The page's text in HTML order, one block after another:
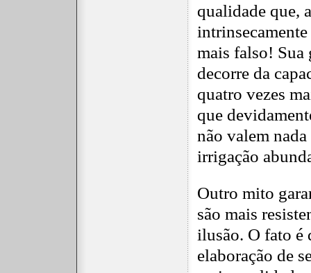
qualidade que,
intrinsecamente
mais falso!
decorre da
quatro vezes
que
não valem
irrigação
Outro mito
são mais
ilusão. O fato é
elaboração de